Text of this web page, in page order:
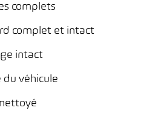
complets
complet et intact
intact
du véhicule